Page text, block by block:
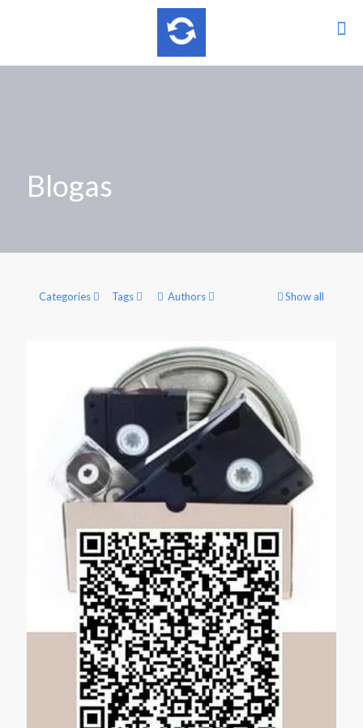
Blogas
Categories Tags Authors Show all